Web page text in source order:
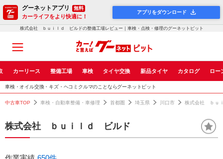
グーネットアプリ 無料
カーライフをより快適に！
アプリをダウンロード
株式会社 ｂｕｉｌｄ ビルドの整備工場レビュー｜車検・点検・修理のグーネットピット
カーリース 整備工場 車検 タイヤ交換 新品タイヤ カタログ ロー
車検・オイル交換・キズ・ヘコミクルマのことならグーネットピット
中古車TOP 車検・自動車整備・車修理 首都圏 埼玉県 川口市 株式会社 ｂｕ
株式会社 ｂｕｉｌｄ ビルド